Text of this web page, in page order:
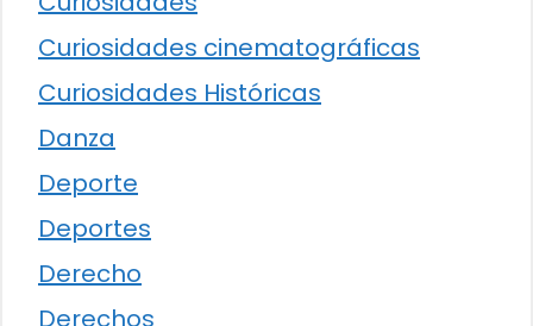
Curiosidades cinematográficas
Curiosidades Históricas
Danza
Deporte
Deportes
Derecho
Derechos